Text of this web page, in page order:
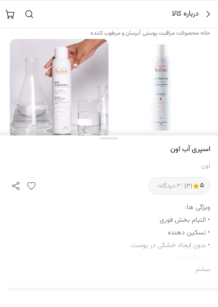
محتوا
جستجو در
درباره کالا
خانه›محصولات مراقبت پوستی›آبرسان و مرطوب کننده
اسپری آب اون
اون
۵ (۳) ۳ دیدگاه ›
ویژگی ها:
• التیام بخش فوری
• تسکین دهنده
• بدون ایجاد خشکی در پوست
• حفظ تعادل پوست
• تقویت کننده پوست
بیشتر